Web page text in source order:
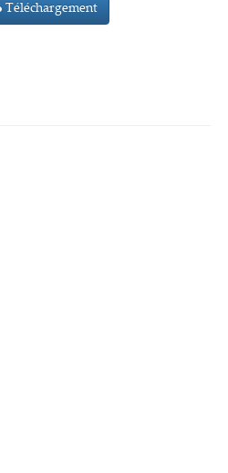
Téléchargement